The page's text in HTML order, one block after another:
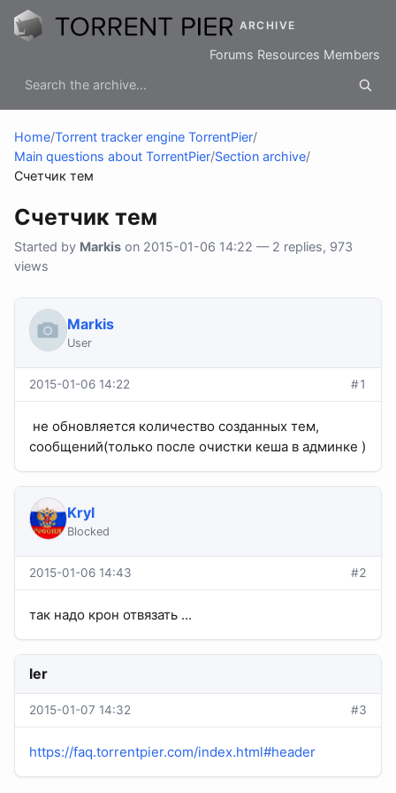
ARCHIVE
Forums Resources Members
Home/Torrent tracker engine TorrentPier/
Main questions about TorrentPier/Section archive/
Cчетчик тем
Cчетчик тем
Started by Markis on 2015-01-06 14:22 — 2 replies, 973
views
Markis
User
2015-01-06 14:22 #1
не обновляется количество созданных тем,
сообщений(только после очистки кеша в админке )
Kryl
Blocked
2015-01-06 14:43 #2
так надо крон отвязать ...
ler
2015-01-07 14:32 #3
https://faq.torrentpier.com/index.html#header